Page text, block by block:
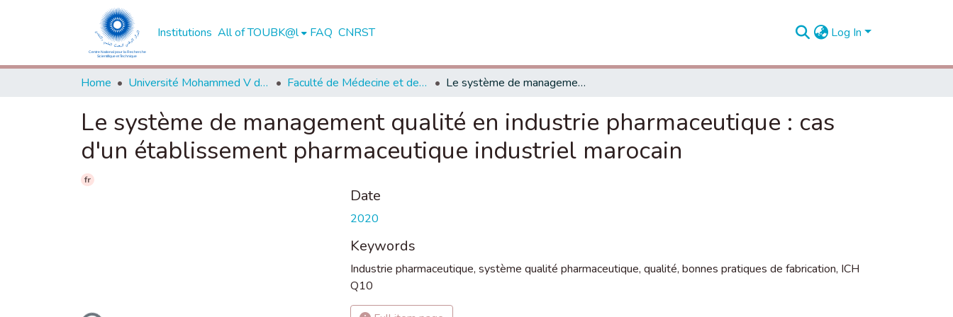
Institutions All of TOUBK@l FAQ CNRST Log In
Home Université Mohammed V de Rabat Faculté de Médecine et de Pharmacie - Rabat Le système de management qualité en industrie pharmaceutique : cas d'un établissement pharmaceutique industriel marocain
Le système de management qualité en industrie pharmaceutique : cas
d'un établissement pharmaceutique industriel marocain
fr
Date
2020
Keywords
Industrie pharmaceutique, système qualité pharmaceutique, qualité, bonnes pratiques de fabrication, ICH
Q10